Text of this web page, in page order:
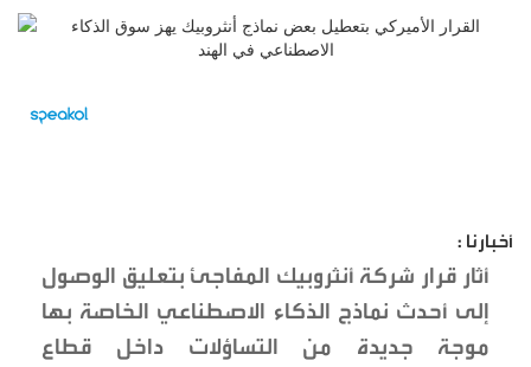
أخبارنا :
أثار قرار شركة أنثروبيك المفاجئ بتعليق الوصول
إلى أحدث نماذج الذكاء الاصطناعي الخاصة بها
موجة جديدة من التساؤلات داخل قطاع